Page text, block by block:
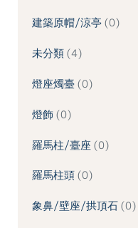
建築原帽/涼亭 0
未分類 4
燈座燭臺 0
燈飾 0
羅馬柱/臺座 0
羅馬柱頭 0
象鼻/壁座/拱頂石 0